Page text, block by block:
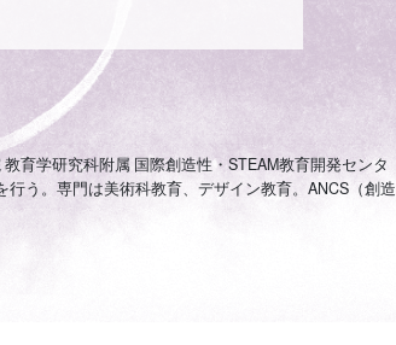
育学研究科附属 国際創造性・STEAM教育開発センタ
う。専門は美術科教育、デザイン教育。ANCS（創造